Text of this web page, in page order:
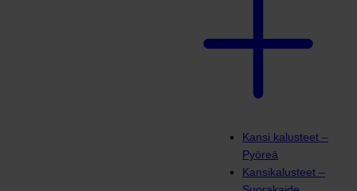
Kansi kalusteet –
Pyöreä
Kansikalusteet –